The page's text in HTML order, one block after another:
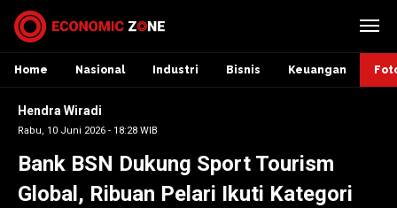
Home Nasional Industri Bisnis Keuangan
Hendra Wiradi
Rabu, 10 Juni 2026 - 18:28 WIB
Bank BSN Dukung Sport Tourism
Global, Ribuan Pelari Ikuti Kategori